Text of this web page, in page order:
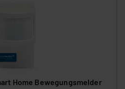
Home Bewegungsmelder